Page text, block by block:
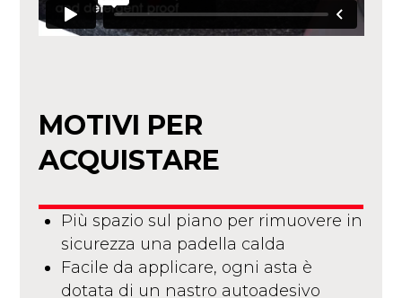
MOTIVI PER
ACQUISTARE
Più spazio sul piano per rimuovere in
sicurezza una padella calda
Facile da applicare, ogni asta è
dotata di un nastro autoadesivo